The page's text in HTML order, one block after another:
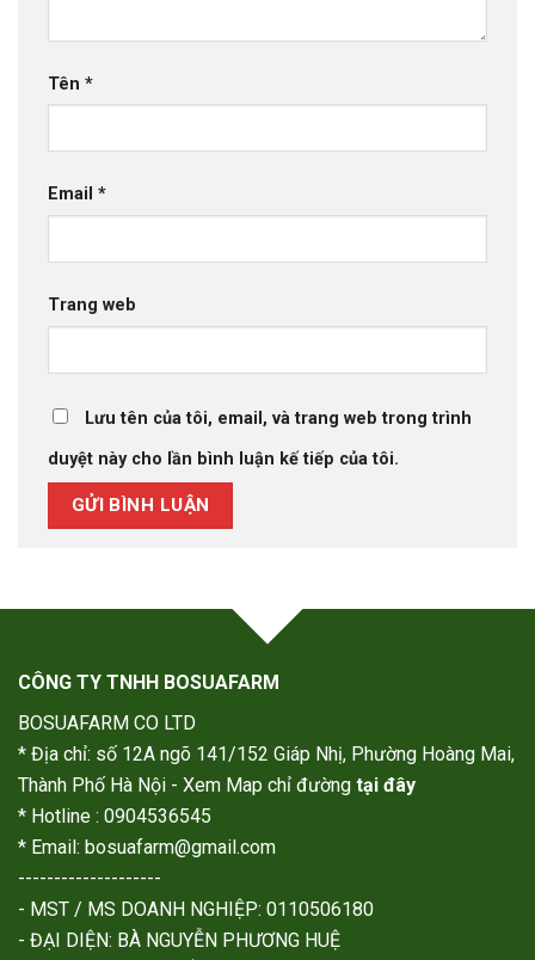
Tên *
Email *
Trang web
Lưu tên của tôi, email, và trang web trong trình
duyệt này cho lần bình luận kế tiếp của tôi.
CÔNG TY TNHH BOSUAFARM
BOSUAFARM CO LTD
* Địa chỉ: số 12A ngõ 141/152 Giáp Nhị, Phường Hoàng Mai,
Thành Phố Hà Nội - Xem Map chỉ đường tại đây
* Hotline : 0904536545
* Email: bosuafarm@gmail.com
--------------------
- MST / MS DOANH NGHIỆP: 0110506180
- ĐẠI DIỆN: BÀ NGUYỄN PHƯƠNG HUỆ